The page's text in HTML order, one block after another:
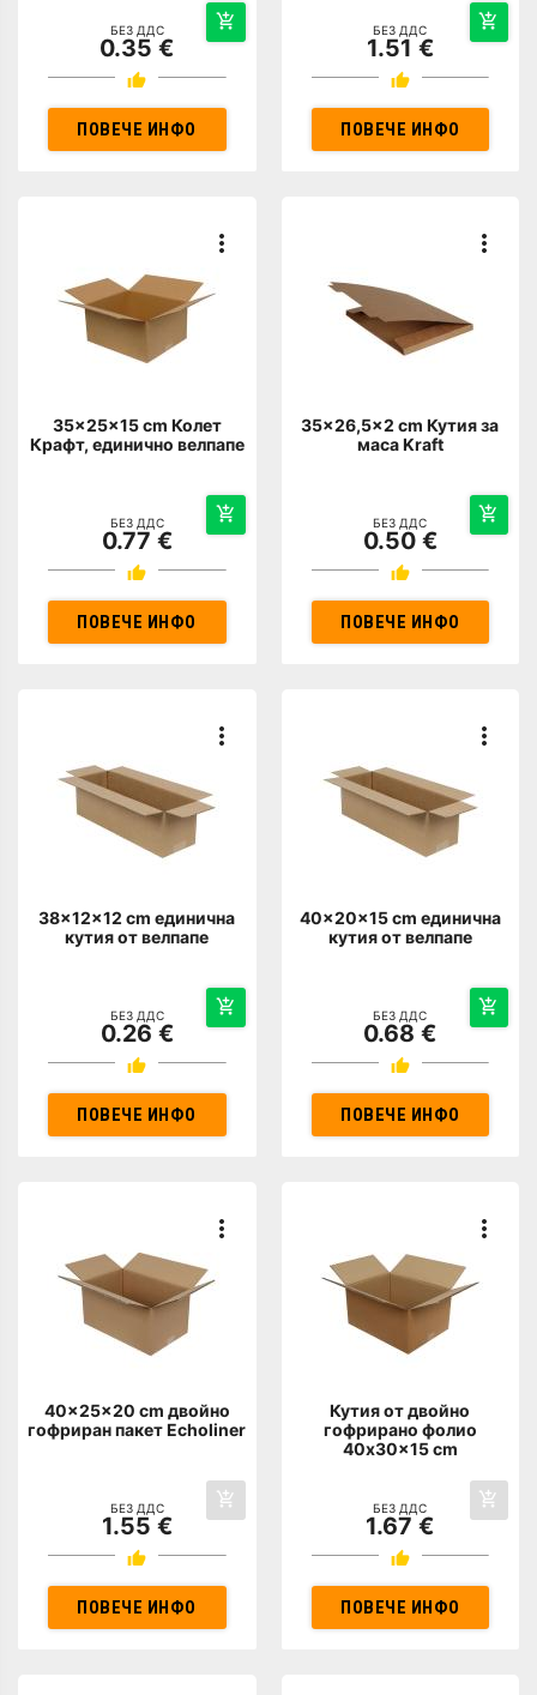
БЕЗ ДДС
0.35 €
ПОВЕЧЕ ИНФО
БЕЗ ДДС
1.51 €
ПОВЕЧЕ ИНФО
35x25x15 cm Колет
Крафт, единично велпапе
БЕЗ ДДС
0.77 €
ПОВЕЧЕ ИНФО
35x26,5x2 cm Кутия за
маса Kraft
БЕЗ ДДС
0.50 €
ПОВЕЧЕ ИНФО
38x12x12 cm единична
кутия от велпапе
БЕЗ ДДС
0.26 €
ПОВЕЧЕ ИНФО
40x20x15 cm единична
кутия от велпапе
БЕЗ ДДС
0.68 €
ПОВЕЧЕ ИНФО
40x25x20 cm двойно
гофриран пакет Echoliner
БЕЗ ДДС
1.55 €
ПОВЕЧЕ ИНФО
Кутия от двойно
гофрирано фолио
40x30x15 cm
БЕЗ ДДС
1.67 €
ПОВЕЧЕ ИНФО